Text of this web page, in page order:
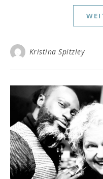
Kristina Spitzley